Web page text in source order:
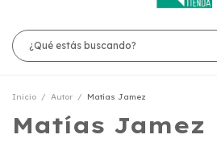
Inicio / Autor / Matías Jamez
Matías Jamez